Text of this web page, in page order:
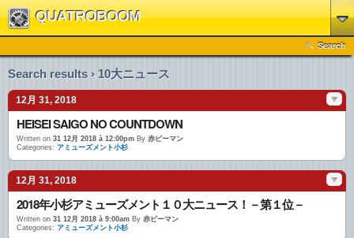
QUATROBOOM
Search
Search results › 10大ニュース
12月 31, 2018
HEISEI SAIGO NO COUNTDOWN
Written on 31 12月 2018 à 12:00pm By 赤ピーマン
Categories: アミューズメント小杉
12月 31, 2018
2018年小杉アミューズメント１０大ニュース！－第１位－
Written on 31 12月 2018 à 9:00am By 赤ピーマン
Categories: アミューズメント小杉